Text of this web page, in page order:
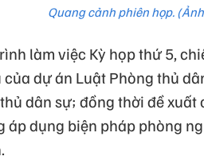
Quang cảnh phiên họp.
làm việc Kỳ họp thứ 5,
dự án Luật Phòng thủ
dân sự; đồng thời đề
áp dụng biện pháp phòng